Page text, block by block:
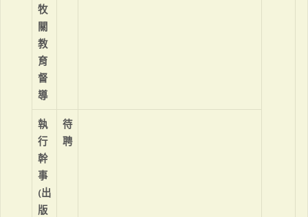
牧
關
教
育
督
導
執
行
幹
事
(出
版
待
聘